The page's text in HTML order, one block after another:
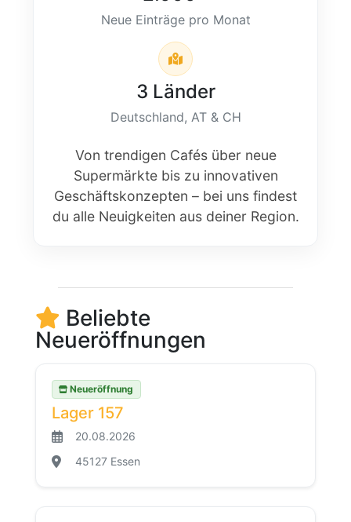
Neue Einträge pro Monat
3 Länder
Deutschland, AT & CH
Von trendigen Cafés über neue
Supermärkte bis zu innovativen
Geschäftskonzepten – bei uns findest
du alle Neuigkeiten aus deiner Region.
Beliebte
Neueröffnungen
Neueröffnung
Lager 157
20.08.2026
45127 Essen